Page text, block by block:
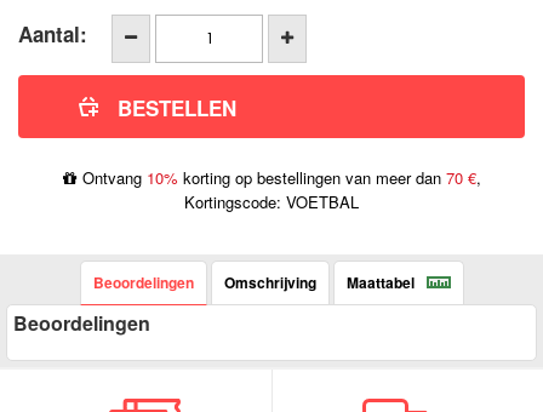
Aantal:
Ontvang 10% korting op bestellingen van meer dan 70 €,
Kortingscode: VOETBAL
Beoordelingen Omschrijving Maattabel
Beoordelingen